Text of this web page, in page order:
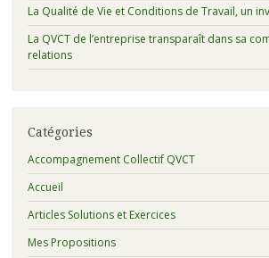
La Qualité de Vie et Conditions de Travail, un
La QVCT de l’entreprise transparaît dans sa
relations
Catégories
Accompagnement Collectif QVCT
Accueil
Articles Solutions et Exercices
Mes Propositions